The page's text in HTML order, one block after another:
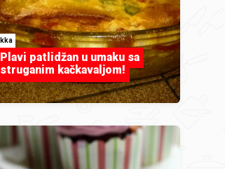
Ikka
Plavi patlidžan u umaku sa
struganim kačkavaljom!